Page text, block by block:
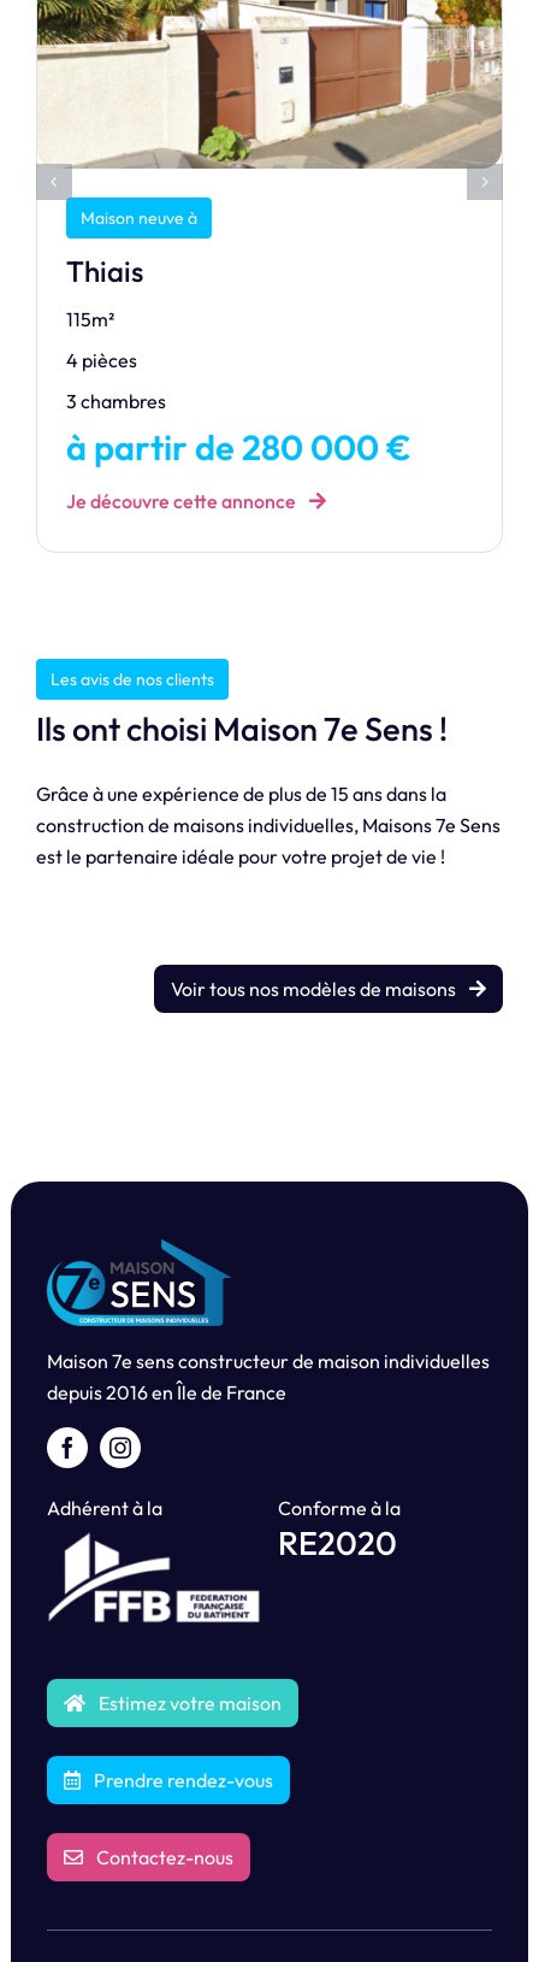
Maison neuve à
Thiais
115m²
4 pièces
3 chambres
à partir de 280 000 €
Je découvre cette annonce
Les avis de nos clients
Ils ont choisi Maison 7e Sens !
Grâce à une expérience de plus de 15 ans dans la
construction de maisons individuelles, Maisons 7e Sens
est le partenaire idéale pour votre projet de vie !
Voir tous nos modèles de maisons
Maison 7e sens constructeur de maison individuelles
depuis2016 en Île de France
Adhérent à la Conforme à la
RE2020
Estimez votre maison
Prendre rendez-vous
Contactez-nous